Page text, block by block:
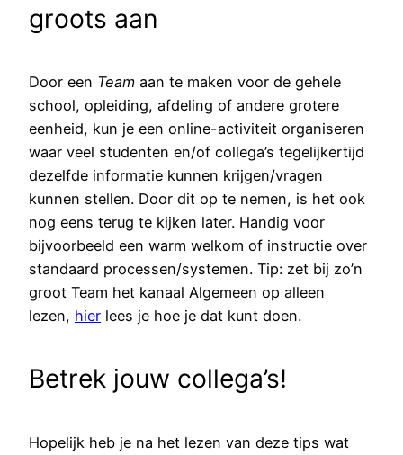
groots aan
Door een Team aan te maken voor de gehele
school, opleiding, afdeling of andere grotere
eenheid, kun je een online-activiteit organiseren
waar veel studenten en/of collega’s tegelijkertijd
dezelfde informatie kunnen krijgen/vragen
kunnen stellen. Door dit op te nemen, is het ook
nog eens terug te kijken later. Handig voor
bijvoorbeeld een warm welkom of instructie over
standaard processen/systemen. Tip: zet bij zo’n
groot Team het kanaal Algemeen op alleen
lezen, hier lees je hoe je dat kunt doen.
Betrek jouw collega’s!
Hopelijk heb je na het lezen van deze tips wat